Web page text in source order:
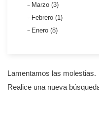
Marzo (3)
Febrero (1)
Enero (8)
Lamentamos las molestias.
Realice una nueva